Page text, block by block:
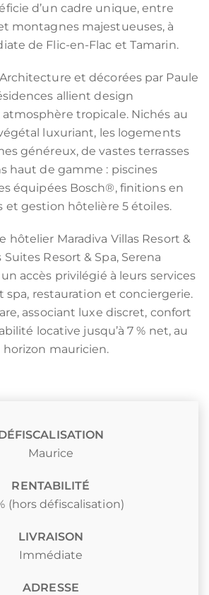
d’un cadre unique, entre
montagnes majestueuses, à
de Flic-en-Flac et Tamarin.
et décorées par Paule
allient design
tropicale. Nichés au
luxuriant, les logements
généreux, de vastes terrasses
haut de gamme : piscines
équipées Bosch®, finitions en
et gestion hôtelière 5 étoiles.
hôtelier Maradiva Villas Resort &
Suites Resort & Spa, Serena
accès privilégié à leurs services
spa, restauration et conciergerie.
associant luxe discret, confort
locative jusqu’à 7 % net, au
mauricien.
Maurice
RENTABILITÉ
(hors défiscalisation)
LIVRAISON
Immédiate
ADRESSE